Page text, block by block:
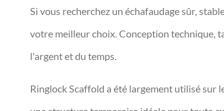
Si vous recherchez un échafaudage sûr,
votre meilleur choix. Conception technique,
l'argent et du temps.
Ringlock Scaffold a été largement utilisé sur